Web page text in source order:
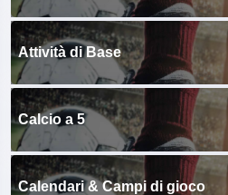
Attività di Base
Calcio a 5
Calendari & Campi di gioco